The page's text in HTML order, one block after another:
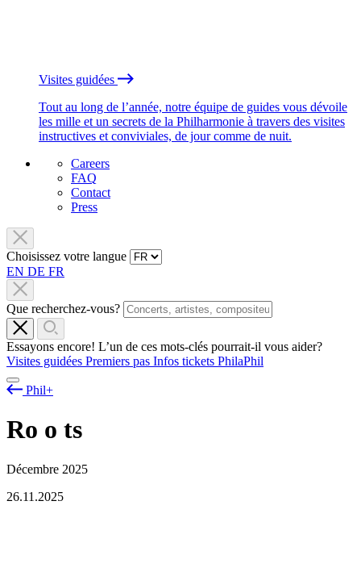
Visites guidées
Tout au long de l’année, notre équipe de guides vous dévoile
les mille et un secrets de la Philharmonie à travers des visites
instructives et conviviales, de jour comme de nuit.
Careers
FAQ
Contact
Press
Choisissez votre langue
EN DE FR
Que recherchez-vous?
Essayons encore! L’un de ces mots-clés pourrait-il vous aider?
Visites guidées Premiers pas Infos tickets PhilaPhil
Phil+
Ro o ts
Décembre 2025
26.11.2025